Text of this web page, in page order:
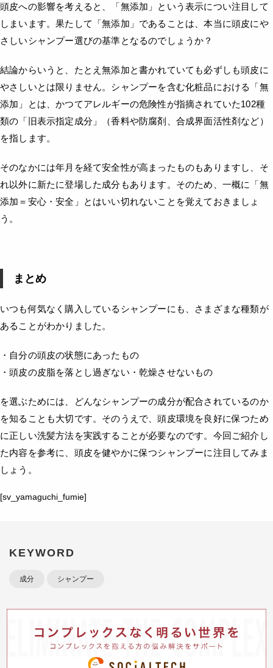
頭皮への影響を考えると、「無添加」という表示につい注目して
しまいます。果たして「無添加」であることは、本当に頭皮にや
さしいシャンプー選びの基準となるのでしょうか？
結論からいうと、たとえ無添加と書かれていても必ずしも頭皮に
やさしいとは限りません。シャンプーを含む化粧品における「無
添加」とは、かつてアレルギーの危険性が指摘されていた102種
類の「旧表示指定成分」（香料や防腐剤、合成界面活性剤など）
を指します。
そのなかには年月を経て安全性が高まったものもありますし、そ
れ以外に新たに登場した成分もあります。そのため、一概に「無
添加＝安心・安全」とはいい切れないことを覚えておきましょ
う。
まとめ
いつも何気なく購入しているシャンプーにも、さまざまな種類が
あることがわかりました。
・自分の頭皮の状態にあったもの
・頭皮の皮脂を落とし過ぎない・乾燥させないもの
を選ぶためには、どんなシャンプーの成分が配合されているのか
を知ることも大切です。そのうえで、頭皮環境を良好に保つため
に正しい洗髪方法を実践することが必要なのです。今回ご紹介し
た内容を参考に、頭皮を健やかに保つシャンプーに注目してみま
しょう。
[sv_yamaguchi_fumie]
KEYWORD
成分 シャンプー